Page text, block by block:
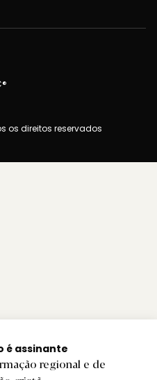
é assinante
regional e de
os direitos reservados